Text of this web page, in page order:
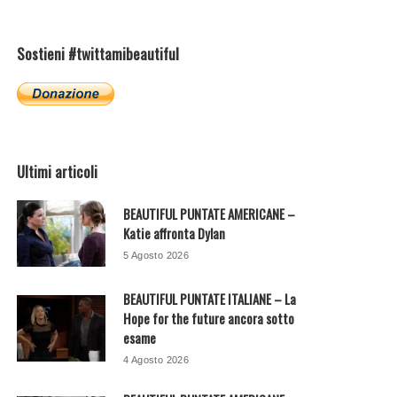
Sostieni #twittamibeautiful
Ultimi articoli
BEAUTIFUL PUNTATE AMERICANE –
Katie affronta Dylan
5 Agosto 2026
BEAUTIFUL PUNTATE ITALIANE – La
Hope for the future ancora sotto
esame
4 Agosto 2026